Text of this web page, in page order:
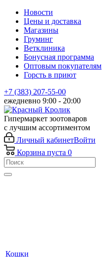
Новости
Цены и доставка
Магазины
Груминг
Ветклиника
Бонусная программа
Оптовым покупателям
Горсть в приют
+7 (383) 207-55-00
ежедневно 9:00 - 20:00
Гипермаркет зоотоваров
с лучшим ассортиментом
Личный кабинетВойти
Корзина пуста 0
Кошки